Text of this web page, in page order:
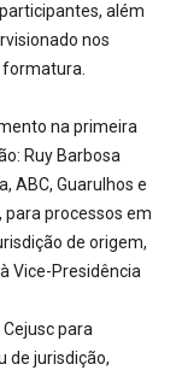
além
nos
na primeira
Ruy Barbosa
ABC, Guarulhos e
para processos em
de origem,
Vice-Presidência
para
de jurisdição,